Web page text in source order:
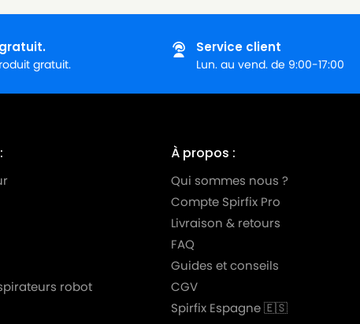
gratuit.
Service client
Lun. au vend. de 9:00-17:00
robot
À propos :
Qui sommes nous ?
Compte Spirfix Pro
Livraison & retours
FAQ
Guides et conseils
CGV
Spirfix Espagne 🇪🇸